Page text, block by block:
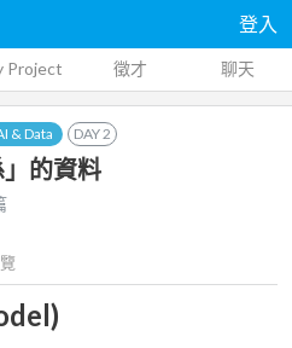
登入
Project 徵才 聊天
& Data DAY2
的資料